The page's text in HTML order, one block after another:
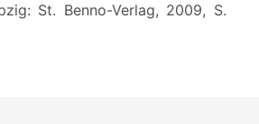
St. Benno-Verlag, 2009, S.